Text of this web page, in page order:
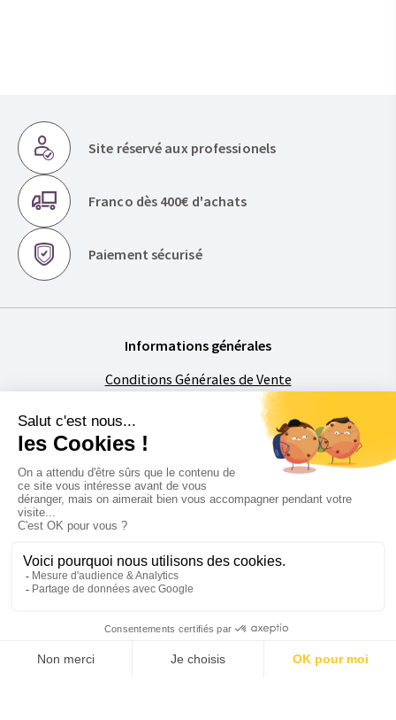
Site réservé aux professionels
Franco dès 400€ d'achats
Paiement sécurisé
Informations générales
Conditions Générales de Vente
Politique de confidentialité
Foire aux Questions
À propos de Florimat
Contactez-nous
Accueil Recherche Menu Connexion
0